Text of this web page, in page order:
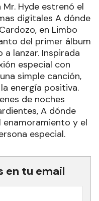
Hyde estrenó el
digitales A dónde
en Limbo
del primer álbum
lanzar. Inspirada
especial con
simple canción,
energía positiva.
de noches
A dónde
y el
especial.
en tu email